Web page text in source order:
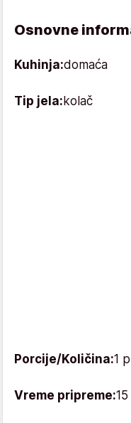
Osnovne
Kuhinja:domaća
Tip jela:kolač
Porcije/Količina:1
Vreme pripreme: